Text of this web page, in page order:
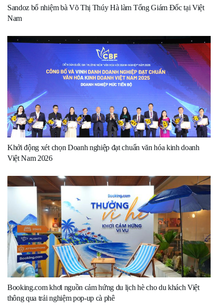
Sandoz bổ nhiệm bà Võ Thị Thúy Hà làm Tổng Giám Đốc tại Việt
Nam
Khởi động xét chọn Doanh nghiệp đạt chuẩn văn hóa kinh doanh
Việt Nam 2026
Booking.com khơi nguồn cảm hứng du lịch hè cho du khách Việt
thông qua trải nghiệm pop-up cà phê